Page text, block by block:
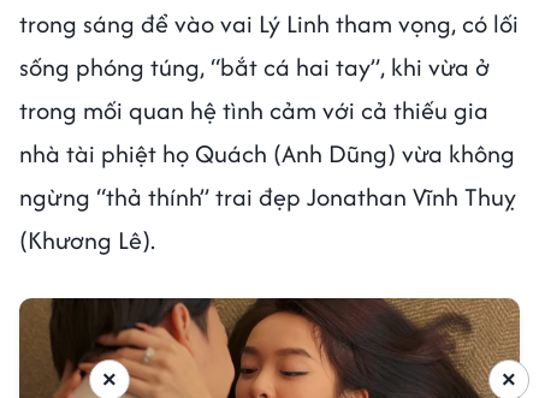
trong sáng để vào vai Lý Linh tham vọng, có lối
sống phóng túng, “bắt cá hai tay”, khi vừa ở
trong mối quan hệ tình cảm với cả thiếu gia
nhà tài phiệt họ Quách (Anh Dũng) vừa không
ngừng “thả thính” trai đẹp Jonathan Vĩnh Thuỵ
(Khương Lê).
×
×